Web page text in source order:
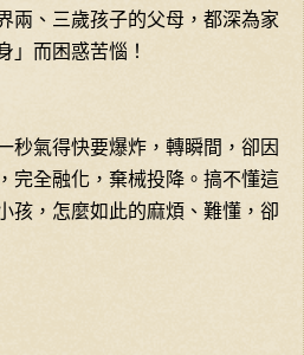
兩、三歲孩子的父母，都深為家
」而困惑苦惱！
秒氣得快要爆炸，轉瞬間，卻因
完全融化，棄械投降。搞不懂這
孩，怎麼如此的麻煩、難懂，卻